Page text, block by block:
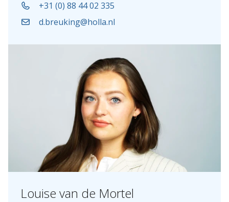
+31 (0) 88 44 02 335
d.breuking@holla.nl
Louise van de Mortel